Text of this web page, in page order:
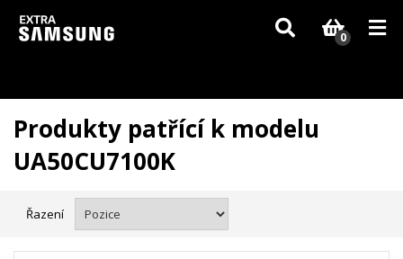
Vzhledem k aktuální situaci se může dodání dílů, které nejsou skladem,
zpozdit. Děkujeme za pochopení.
0
Produkty patřící k modelu
UA50CU7100K
Řazení